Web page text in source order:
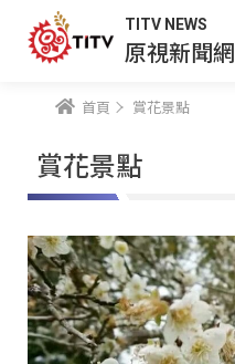
TITV NEWS
原視新聞網
首頁 賞花景點
賞花景點